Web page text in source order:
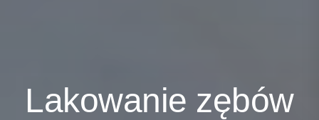
Lakowanie zębów